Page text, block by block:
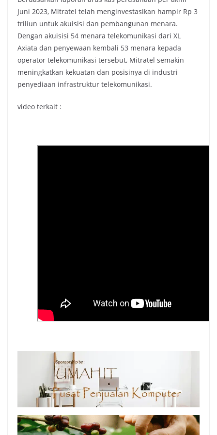
Juni 2023, Mitratel telah menginvestasikan hampir Rp 3
triliun untuk akuisisi dan pembangunan menara.
Dengan akuisisi 54 menara telekomunikasi dari XL
Axiata dan penyewaan kembali 53 menara kepada
operator telekomunikasi tersebut, Mitratel semakin
meningkatkan kekuatan dan posisinya di industri
penyediaan infrastruktur telekomunikasi.
video terkait :